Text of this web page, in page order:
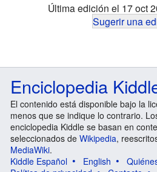
Última edición el 17 oct
Sugerir una
Enciclopedia
El contenido está disponible bajo la
menos que se indique lo contrario.
enciclopedia Kiddle se basan en
seleccionados de Wikipedia,
MediaWiki.
Kiddle Español
English